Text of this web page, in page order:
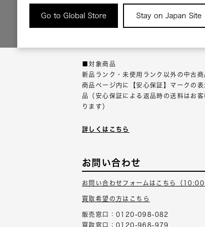
Go to Global Store Stay on Japan Site
返品について
■対象商品
新品ランク・未使用ランク以外の中古商
商品ページ内に【安心保証】マークの
品（安心保証による返品時の送料はお客
ります）
詳しくはこちら
お問い合わせ
お問い合わせフォームはこちら（
買取希望の方はこちら
販売窓口：0120-098-082
買取窓口：0120-968-979